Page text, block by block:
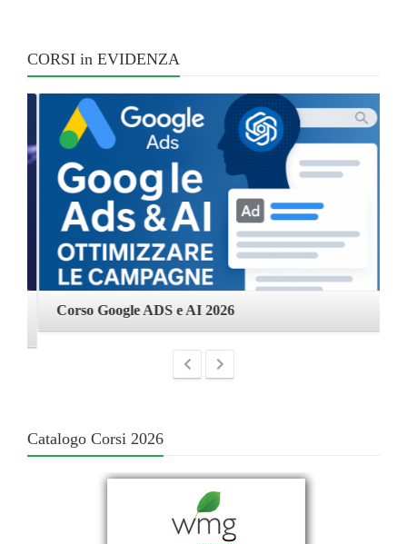
CORSI in EVIDENZA
Corso Google ADS e AI 2026
Catalogo Corsi 2026